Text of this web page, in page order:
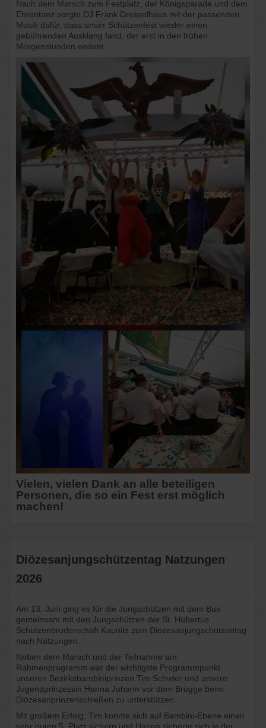
Nach dem Marsch zum Festplatz, der Königsparade und dem
Ehrentanz sorgte DJ Frank Dresselhaus mit der passenden
Musik dafür, dass unser Schützenfest wieder einen
gebührenden Ausklang fand, der erst in den frühen
Morgenstunden endete.
Vielen, vielen Dank an alle beteiligen
Personen, die so ein Fest erst möglich
machen!
Diözesanjungschützentag Natzungen
2026
Am 13. Juni ging es für die Jungschützen mit dem Bus
gemeinsam mit den Jungschützen der St. Hubertus
Schützenbruderschaft Kaunitz zum Diözesanjungschützentag
nach Natzungen.
Neben dem Marsch und der Teilnahme am
Rahmenprogramm war der wichtigste Programmpunkt
unseren Bezirksbambiniprinzen Tim Schwier und unsere
Jugendprinzessin Hanna Johann vor dem Brügge beim
Diözesanprinzenschießen zu unterstützen.
Mit großem Erfolg: Tim konnte sich auf Bambini-Ebene einen